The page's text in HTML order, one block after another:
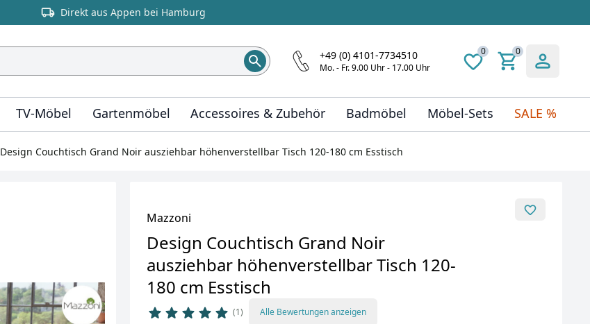
Direkt aus Appen bei Hamburg
+49 (0) 4101-7734510
Mo. - Fr. 9.00 Uhr - 17.00 Uhr
0 0
TV-Möbel Gartenmöbel Accessoires & Zubehör Badmöbel Möbel-Sets SALE %
Design Couchtisch Grand Noir ausziehbar höhenverstellbar Tisch 120-180 cm Esstisch
Mazzoni
Design Couchtisch Grand Noir
ausziehbar höhenverstellbar Tisch 120-
180 cm Esstisch
1 Alle Bewertungen anzeigen